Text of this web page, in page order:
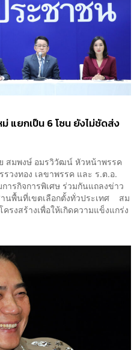
แยกเป็น 6 โซน ยังไม่ชัดส่ง
สมพงษ์ อมรวิวัฒน์ หัวหน้าพรรค
วงทอง เลขาพรรค และ ร.ต.อ.
ารกิจการพิเศษ ร่วมกันแถลงข่าว
นพื้นที่เขตเลือกตั้งทั่วประเทศ สม
รงสร้างเพื่อให้เกิดความแข็งแกร่ง